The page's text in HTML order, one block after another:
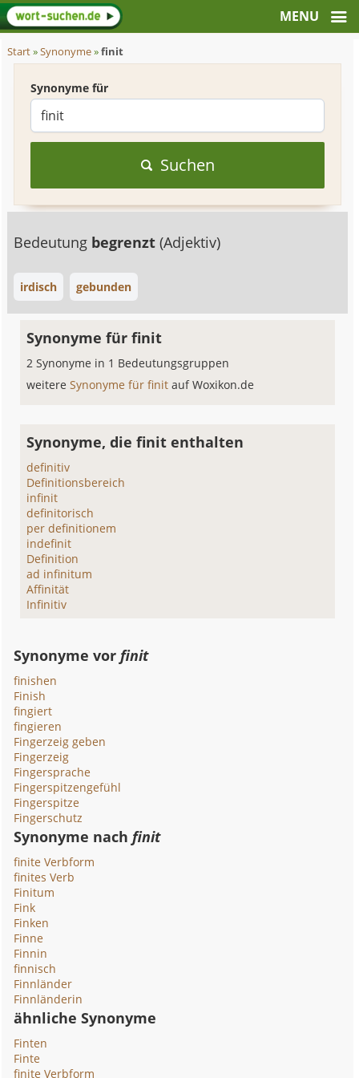
Start»Synonyme»finit
Synonyme für
Suchen
Bedeutung begrenzt(Adjektiv)
irdisch gebunden
Synonyme für finit
2 Synonyme in 1 Bedeutungsgruppen
weitereSynonyme für finitauf Woxikon.de
Synonyme, die finit enthalten
definitiv
Definitionsbereich
infinit
definitorisch
per definitionem
indefinit
Definition
ad infinitum
Affinität
Infinitiv
Synonyme vorfinit
finishen
Finish
fingiert
fingieren
Fingerzeig geben
Fingerzeig
Fingersprache
Fingerspitzengefühl
Fingerspitze
Fingerschutz
Synonyme nachfinit
finite Verbform
finites Verb
Finitum
Fink
Finken
Finne
Finnin
finnisch
Finnländer
Finnländerin
ähnliche Synonyme
Finten
Finte
finite Verbform